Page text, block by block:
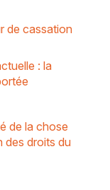
de cassation
: la
de la chose
des droits du